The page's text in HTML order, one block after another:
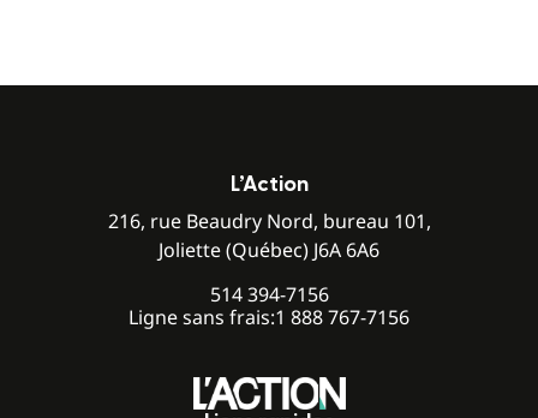
L’Action
216, rue Beaudry Nord, bureau 101,
Joliette (Québec) J6A 6A6
514 394-7156
Ligne sans frais:1 888 767-7156